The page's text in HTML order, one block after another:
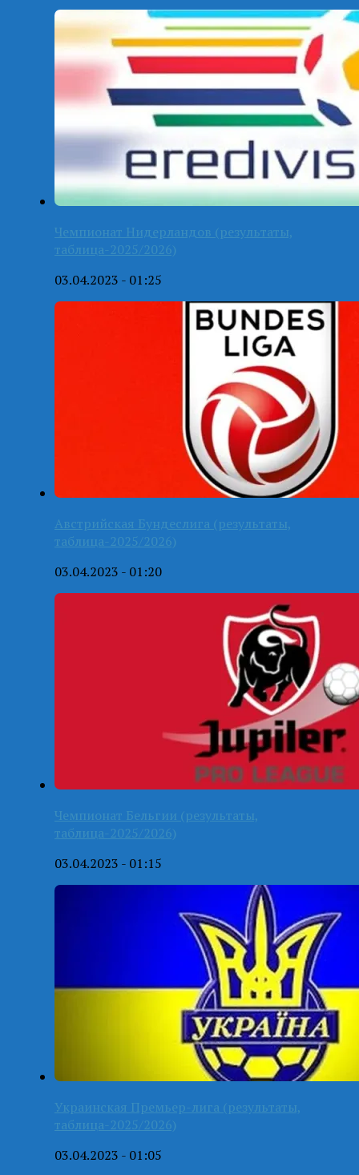
Чемпионат Нидерландов (результаты,
таблица-2025/2026)
03.04.2023 - 01:25
Австрийская Бундеслига (результаты,
таблица-2025/2026)
03.04.2023 - 01:20
Чемпионат Бельгии (результаты,
таблица-2025/2026)
03.04.2023 - 01:15
Украинская Премьер-лига (результаты,
таблица-2025/2026)
03.04.2023 - 01:05